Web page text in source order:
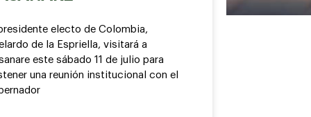
electo de Colombia,
de la Espriella, visitará a
este sábado 11 de julio para
una reunión institucional con el